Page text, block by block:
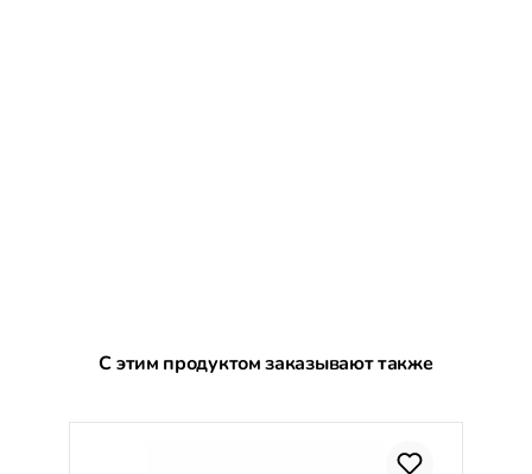
Пропустить галерею продуктов
С этим продуктом заказывают также